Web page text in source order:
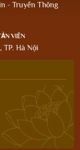
- Truyền Thông
VIÊN
Hà Nội